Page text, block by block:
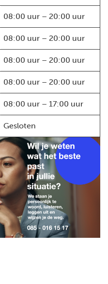
08:00 uur – 20:00 uur
08:00 uur – 20:00 uur
08:00 uur – 20:00 uur
08:00 uur – 20:00 uur
08:00 uur – 17:00 uur
Gesloten